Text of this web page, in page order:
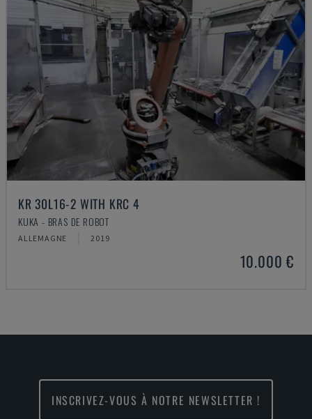
KR 30L16-2 WITH KRC 4
KUKA - BRAS DE ROBOT
ALLEMAGNE 2019
10.000 €
INSCRIVEZ-VOUS À NOTRE NEWSLETTER !